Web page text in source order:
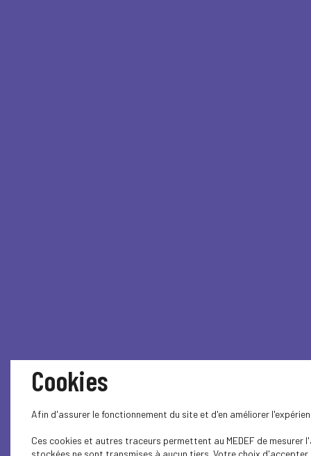
Cookies
Afin d'assurer le fonctionnement du site et d'en améliorer
Ces cookies et autres traceurs permettent au MEDEF de
stockées ne sont transmises à aucun tiers. Votre choix